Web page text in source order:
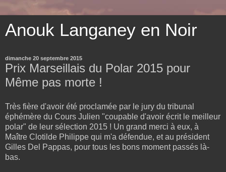
Anouk Langaney en Noir
dimanche 20 septembre 2015
Prix Marseillais du Polar 2015 pour
Même pas morte !
Très fière d'avoir été proclamée par le jury du tribunal
éphémère du Cours Julien "coupable d'avoir écrit le meilleur
polar" de leur sélection 2015 ! Un grand merci à eux, à
Maître Clotilde Philippe qui m'a défendue, et au président
Gilles Del Pappas, pour tous les bons moment passés là-
bas.